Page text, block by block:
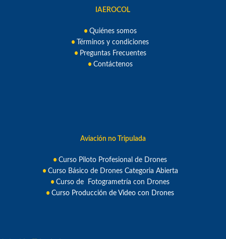
IAEROCOL
Quiénes somos
Términos y condiciones
Preguntas Frecuentes
Contáctenos
Aviación no Tripulada
Curso Piloto Profesional de Drones
Curso Básico de Drones Categoria Abierta
Curso de Fotogrametría con Drones
Curso Producción de Video con Drones